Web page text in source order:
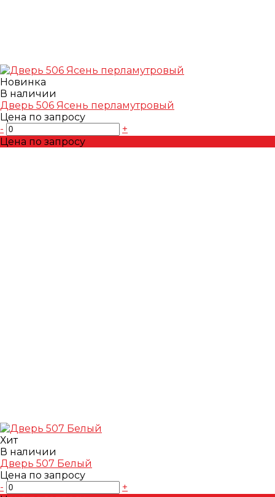
Новинка
В наличии
Дверь 506 Ясень перламутровый
Цена по запросу
-
+
Цена по запросу
Хит
В наличии
Дверь 507 Белый
Цена по запросу
-
+